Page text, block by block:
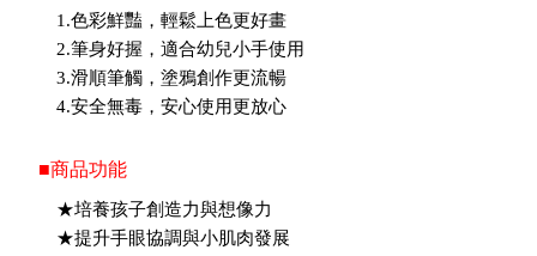
1.色彩鮮豔，輕鬆上色更好畫
2.筆身好握，適合幼兒小手使用
3.滑順筆觸，塗鴉創作更流暢
4.安全無毒，安心使用更放心
■商品功能
★培養孩子創造力與想像力
★提升手眼協調與小肌肉發展